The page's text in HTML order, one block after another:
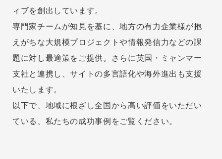
ィブを創出しています。
専門家チームが知見を基に、地方の有力企業様が抱
えがちな大規模プロジェクトや情報発信力などの課
題に対し最適策をご提供。
さらに英国・ミャンマー
支社と連携し、サイトの多言語化や海外進出も支援
いたします。
以下で、地域に根ざし全国から高い評価をいただい
ている、私たちの成功事例をご覧ください。